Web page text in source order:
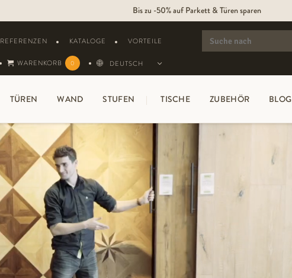
Bis zu -50% auf Parkett & Türen sparen
250.000m2 Parkett & 10.000 Innentüren sofort lieferbar
REFERENZEN KATALOGE VORTEILE
SEARCH
FOR:
WARENKORB 0 DEUTSCH
TÜREN WAND STUFEN TISCHE ZUBEHÖR BLOG